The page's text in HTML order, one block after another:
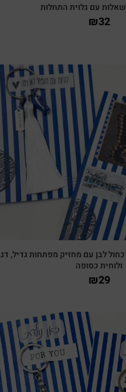
עם גלוית התחלות
₪32
צפייה מהירה
לבן עם מחזיק מפתחות גדיל, דג
ולוחית כסופה
₪29
צפייה מהירה